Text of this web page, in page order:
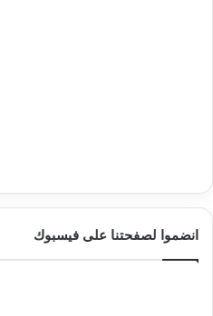
انضموا لصفحتنا على فيسبوك